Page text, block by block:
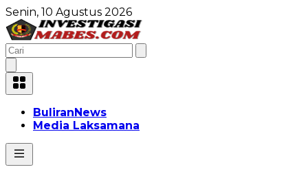
Senin, 10 Agustus 2026
BuliranNews
Media Laksamana